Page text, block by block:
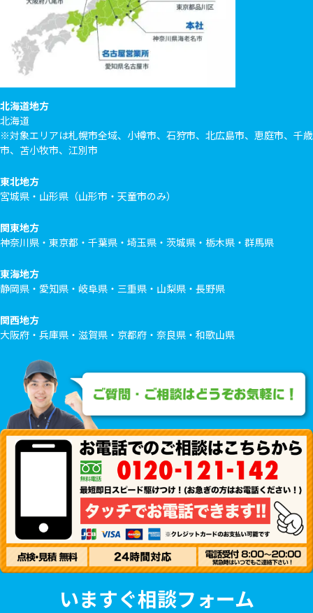
北海道地方
北海道
※対象エリアは札幌市全域、小樽市、石狩市、北広島市、恵庭市、千歳
市、苫小牧市、江別市
東北地方
宮城県・山形県（山形市・天童市のみ）
関東地方
神奈川県・東京都・千葉県・埼玉県・茨城県・栃木県・群馬県
東海地方
静岡県・愛知県・岐阜県・三重県・山梨県・長野県
関西地方
大阪府・兵庫県・滋賀県・京都府・奈良県・和歌山県
いますぐ相談フォーム